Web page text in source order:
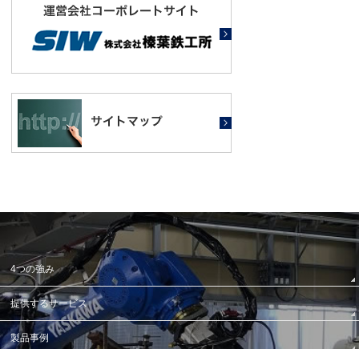
4つの強み
提供するサービス
製品事例